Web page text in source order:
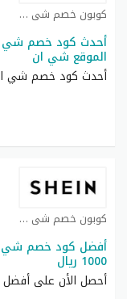
كوبون خصم شي ان كوبون
الموقع شي ان
أحدث كود خصم شي ان 15% على عند شراء
كوبون خصم شي ان كوبون
1000 ريال
أحصل الأن على أفضل